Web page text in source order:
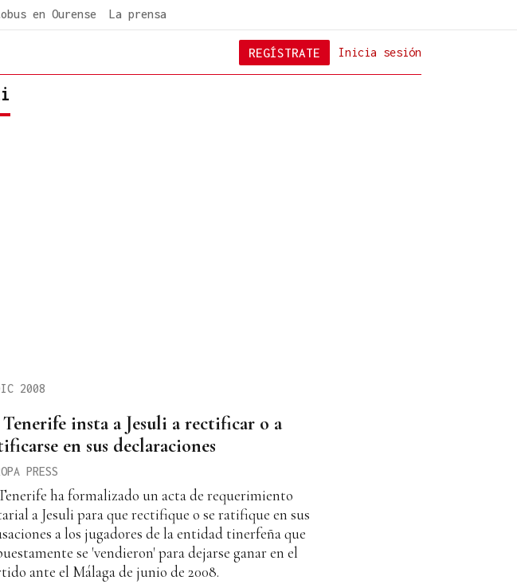
en Ourense La prensa
Inicia sesión
REGÍSTRATE
2008
insta a Jesuli a rectificar o a
en sus declaraciones
PRESS
ha formalizado un acta de requerimiento
a Jesuli para que rectifique o se ratifique en sus
a los jugadores de la entidad tinerfeña que
se 'vendieron' para dejarse ganar en el
ante el Málaga de junio de 2008.